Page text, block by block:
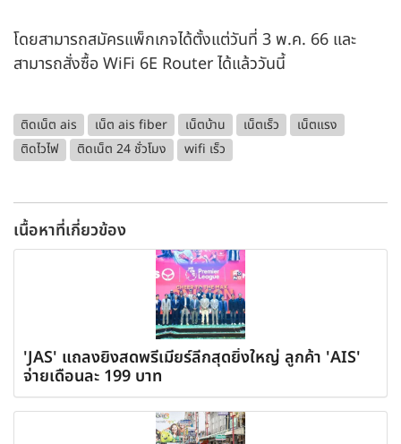
โดยสามารถสมัครแพ็กเกจได้ตั้งแต่วันที่ 3 พ.ค. 66 และ
สามารถสั่งซื้อ WiFi 6E Router ได้แล้ววันนี้
ติดเน็ต ais เน็ต ais fiber เน็ตบ้าน เน็ตเร็ว
เน็ตแรง
ติดไวไฟ
ติดเน็ต 24 ชั่วโมง wifi เร็ว
เนื้อหาที่เกี่ยวข้อง
'JAS' แถลงยิงสดพรีเมียร์ลีกสุดยิ่งใหญ่ ลูกค้า 'AIS'
จ่ายเดือนละ 199 บาท